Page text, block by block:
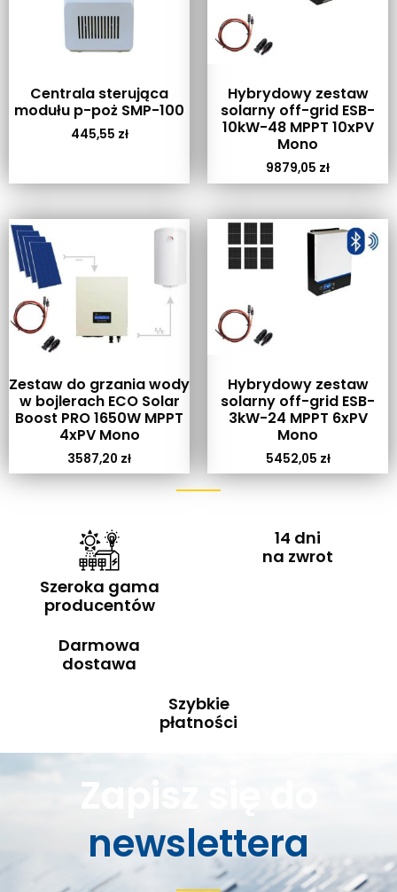
Centrala sterująca
modułu p-poż SMP-100
445,55 zł
Hybrydowy zestaw
solarny off-grid ESB-
10kW-48 MPPT 10xPV
Mono
9879,05 zł
Zestaw do grzania wody
w bojlerach ECO Solar
Boost PRO 1650W MPPT
4xPV Mono
3587,20 zł
Hybrydowy zestaw
solarny off-grid ESB-
3kW-24 MPPT 6xPV
Mono
5452,05 zł
Szeroka gama
producentów
14 dni
na zwrot
Darmowa
dostawa
Szybkie
płatności
Zapisz się do
newslettera